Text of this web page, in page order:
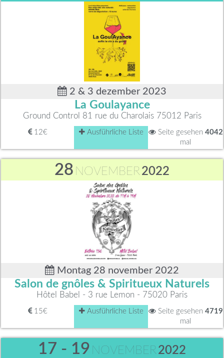
2 & 3 dezember 2023
La Goulayance
Ground Control 81 rue du Charolais 75012 Paris
12€ Ausführliche Liste Seite gesehen 4042
mal
28 NOVEMBER2022
Montag 28 november 2022
Salon de gnôles & Spiritueux Naturels
Hôtel Babel - 3 rue Lemon - 75020 Paris
15€ Ausführliche Liste Seite gesehen 4719
mal
17 - 19 NOVEMBER2022